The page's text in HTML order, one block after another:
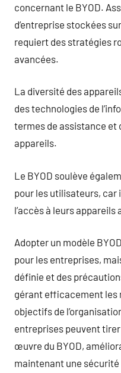
concernant le BYOD.
d’entreprise stockées
requiert des stratégies
avancées.
La diversité des
des technologies de
termes de assistance et
appareils.
Le BYOD soulève
pour les utilisateurs, car
l’accès à leurs appareils
Adopter un modèle
pour les entreprises,
définie et des
gérant efficacement les
objectifs de
entreprises peuvent
œuvre du BYOD,
maintenant une